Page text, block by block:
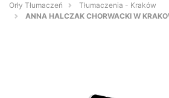
Orły Tłumaczeń
Tłumaczenia - Kraków
ANNA HALCZAK CHORWACKI W